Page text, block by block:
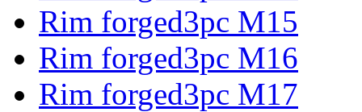
Rim forged3pc M15
Rim forged3pc M16
Rim forged3pc M17